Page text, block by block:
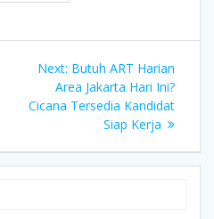
Next: Next
post:
Butuh ART Harian
Area Jakarta Hari Ini?
Cicana Tersedia Kandidat
Siap Kerja